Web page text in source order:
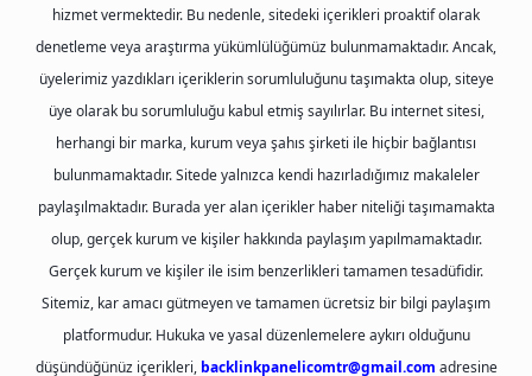
hizmet vermektedir. Bu nedenle, sitedeki içerikleri proaktif olarak
denetleme veya araştırma yükümlülüğümüz bulunmamaktadır. Ancak,
üyelerimiz yazdıkları içeriklerin sorumluluğunu taşımakta olup, siteye
üye olarak bu sorumluluğu kabul etmiş sayılırlar. Bu internet sitesi,
herhangi bir marka, kurum veya şahıs şirketi ile hiçbir bağlantısı
bulunmamaktadır. Sitede yalnızca kendi hazırladığımız makaleler
paylaşılmaktadır. Burada yer alan içerikler haber niteliği taşımamakta
olup, gerçek kurum ve kişiler hakkında paylaşım yapılmamaktadır.
Gerçek kurum ve kişiler ile isim benzerlikleri tamamen tesadüfidir.
Sitemiz, kar amacı gütmeyen ve tamamen ücretsiz bir bilgi paylaşım
platformudur. Hukuka ve yasal düzenlemelere aykırı olduğunu
düşündüğünüz içerikleri, backlinkpanelicomtr@gmail.com adresine